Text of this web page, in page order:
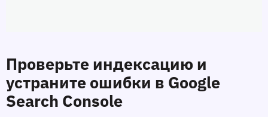
Проверьте индексацию и
устраните ошибки в Google
Search Console